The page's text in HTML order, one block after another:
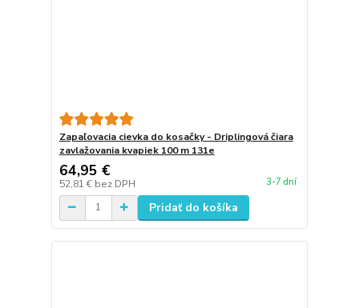
Zapaľovacia cievka do kosačky - Driplingová čiara
zavlažovania kvapiek 100 m 131e
64,95 €
52,81 € bez DPH 3-7 dní
Pridať do košíka